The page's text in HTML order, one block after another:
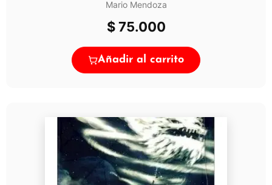
Mario Mendoza
$75.000
Añadir al carrito